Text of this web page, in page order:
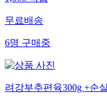
무료배송
6명구매중
려강부추편육300g +순